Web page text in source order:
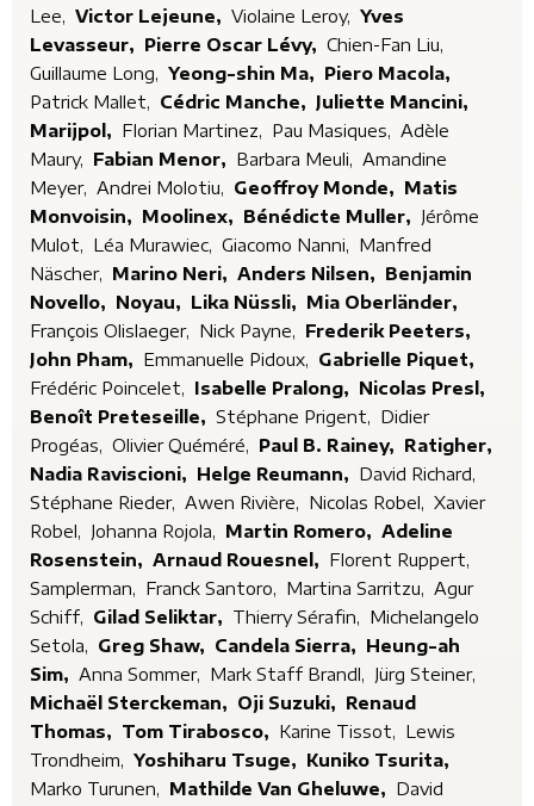
Lee, Victor Lejeune, Violaine Leroy, Yves
Levasseur, Pierre Oscar Lévy, Chien-Fan Liu,
Guillaume Long, Yeong-shin Ma, Piero Macola,
Patrick Mallet, Cédric Manche, Juliette Mancini,
Marijpol, Florian Martinez, Pau Masiques, Adèle
Maury, Fabian Menor, Barbara Meuli, Amandine
Meyer, Andrei Molotiu, Geoffroy Monde, Matis
Monvoisin, Moolinex, Bénédicte Muller, Jérôme
Mulot,
Léa Murawiec, Giacomo Nanni, Manfred
Näscher, Marino Neri, Anders Nilsen, Benjamin
Novello, Noyau, Lika Nüssli, Mia Oberländer,
François Olislaeger, Nick Payne, Frederik Peeters,
John Pham, Emmanuelle Pidoux, Gabrielle Piquet,
Frédéric Poincelet, Isabelle Pralong, Nicolas Presl,
Benoît Preteseille, Stéphane Prigent, Didier
Progéas, Olivier Quéméré, Paul B. Rainey, Ratigher,
Nadia Raviscioni, Helge Reumann, David Richard,
Stéphane Rieder,
Awen Rivière, Nicolas Robel, Xavier
Robel, Johanna Rojola, Martin Romero, Adeline
Rosenstein, Arnaud Rouesnel, Florent Ruppert,
Samplerman, Franck Santoro, Martina Sarritzu, Agur
Schiff, Gilad Seliktar, Thierry Sérafin, Michelangelo
Setola, Greg Shaw, Candela Sierra, Heung-ah
Sim, Anna Sommer, Mark Staff Brandl, Jürg Steiner,
Michaël Sterckeman,
Oji Suzuki, Renaud
Thomas, Tom Tirabosco, Karine Tissot, Lewis
Trondheim, Yoshiharu Tsuge, Kuniko Tsurita,
Marko Turunen, Mathilde Van Gheluwe, David